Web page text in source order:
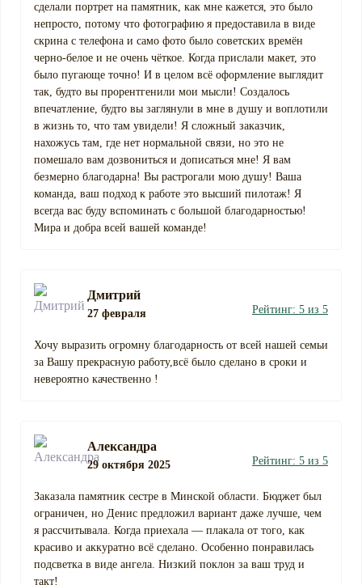
сделали портрет на памятник, как мне кажется, это было
непросто, потому что фотографию я предоставила в виде
скрина с телефона и само фото было советских времён
черно-белое и не очень чёткое. Когда прислали макет, это
было пугающе точно! И в целом всё оформление выглядит
так, будто вы прорентгенили мои мысли! Создалось
впечатление, будто вы заглянули в мне в душу и воплотили
в жизнь то, что там увидели! Я сложный заказчик,
нахожусь там, где нет нормальной связи, но это не
помешало вам дозвониться и дописаться мне! Я вам
безмерно благодарна! Вы растрогали мою душу! Ваша
команда, ваш подход к работе это высший пилотаж! Я
всегда вас буду вспоминать с большой благодарностью!
Мира и добра всей вашей команде!
Дмитрий
27 февраля Рейтинг: 5 из 5
Хочу выразить огромну благодарность от всей нашей семьи
за Вашу прекрасную работу,всё было сделано в сроки и
невероятно качественно !
Александра
29 октября 2025 Рейтинг: 5 из 5
Заказала памятник сестре в Минской области. Бюджет был
ограничен, но Денис предложил вариант даже лучше, чем
я рассчитывала. Когда приехала — плакала от того, как
красиво и аккуратно всё сделано. Особенно понравилась
подсветка в виде ангела. Низкий поклон за ваш труд и
такт!